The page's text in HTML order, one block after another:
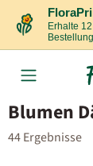
Erhalte
Blumen
44 Ergebnisse